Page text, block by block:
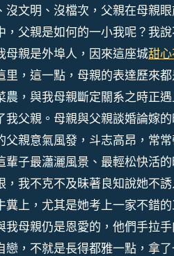
文明、沒檔次，父親在母親
父親是如何的一小我呢？我
母親是外埠人，因來這座城甜
，這一點，母親的表達歷來
，與我母親斷定關系之時正
父親。母親與父親談婚論嫁
親意氣風發，斗志高昂，常
子最瀟灑風景、最輕松快活
我不克不及昧著良知說她不
上，尤其是她考上一家不錯
母親仍是恩愛的，他們手拉
，不就是長得都雅一點，拿